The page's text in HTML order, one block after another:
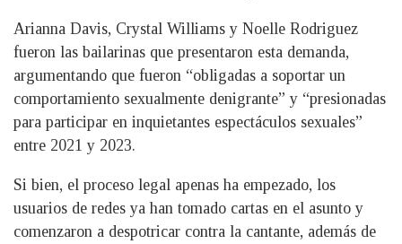
Arianna Davis, Crystal Williams y Noelle Rodriguez
fueron las bailarinas que presentaron esta demanda,
argumentando que fueron “obligadas a soportar un
comportamiento sexualmente denigrante” y “presionadas
para participar en inquietantes espectáculos sexuales”
entre 2021 y 2023.
Si bien, el proceso legal apenas ha empezado, los
usuarios de redes ya han tomado cartas en el asunto y
comenzaron a despotricar contra la cantante, además de